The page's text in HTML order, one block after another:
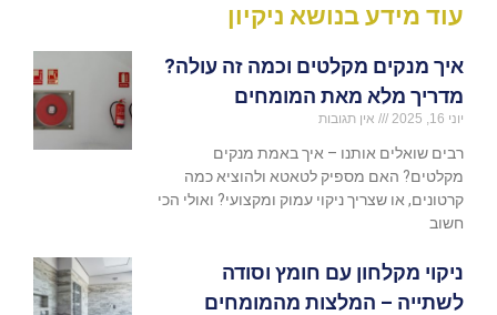
עוד מידע בנושא ניקיון
איך מנקים מקלטים וכמה זה עולה?
מדריך מלא מאת המומחים
יוני 16, 2025 אין תגובות
רבים שואלים אותנו – איך באמת מנקים
מקלטים? האם מספיק לטאטא ולהוציא כמה
קרטונים, או שצריך ניקוי עמוק ומקצועי? ואולי הכי
חשוב
ניקוי מקלחון עם חומץ וסודה
לשתייה – המלצות מהמומחים